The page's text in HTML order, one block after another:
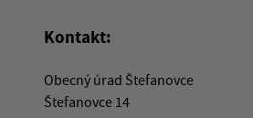
Kontakt:
Obecný úrad Štefanovce
Štefanovce 14